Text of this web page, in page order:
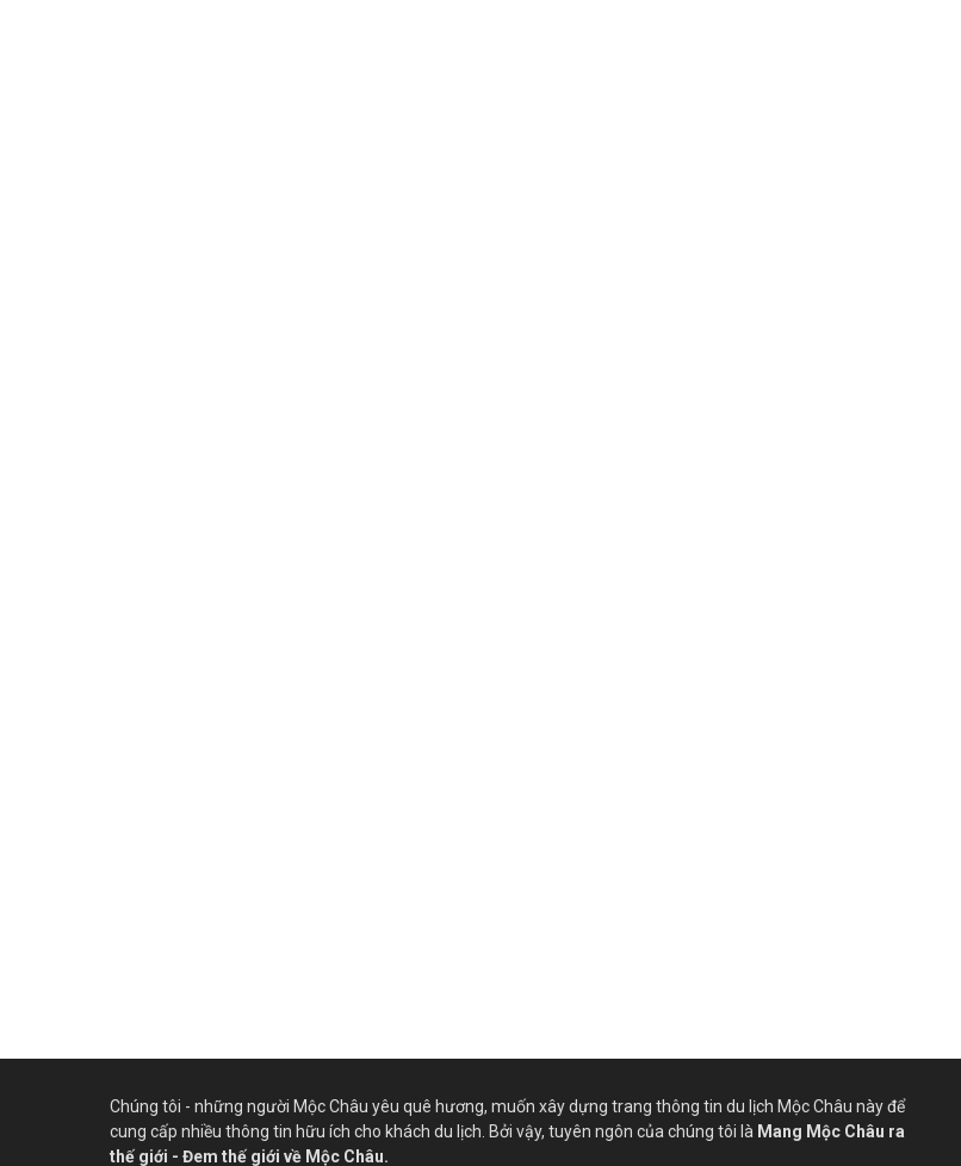
Chúng tôi - những người Mộc Châu yêu quê hương, muốn xây dựng trang thông tin du lịch Mộc Châu này để
cung cấp nhiều thông tin hữu ích cho khách du lịch. Bởi vậy, tuyên ngôn của chúng tôi là Mang Mộc Châu ra
thế giới - Đem thế giới về Mộc Châu.